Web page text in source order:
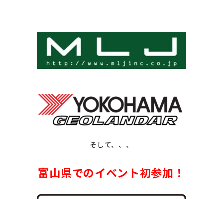
そして、、、
富山県でのイベント初参加！